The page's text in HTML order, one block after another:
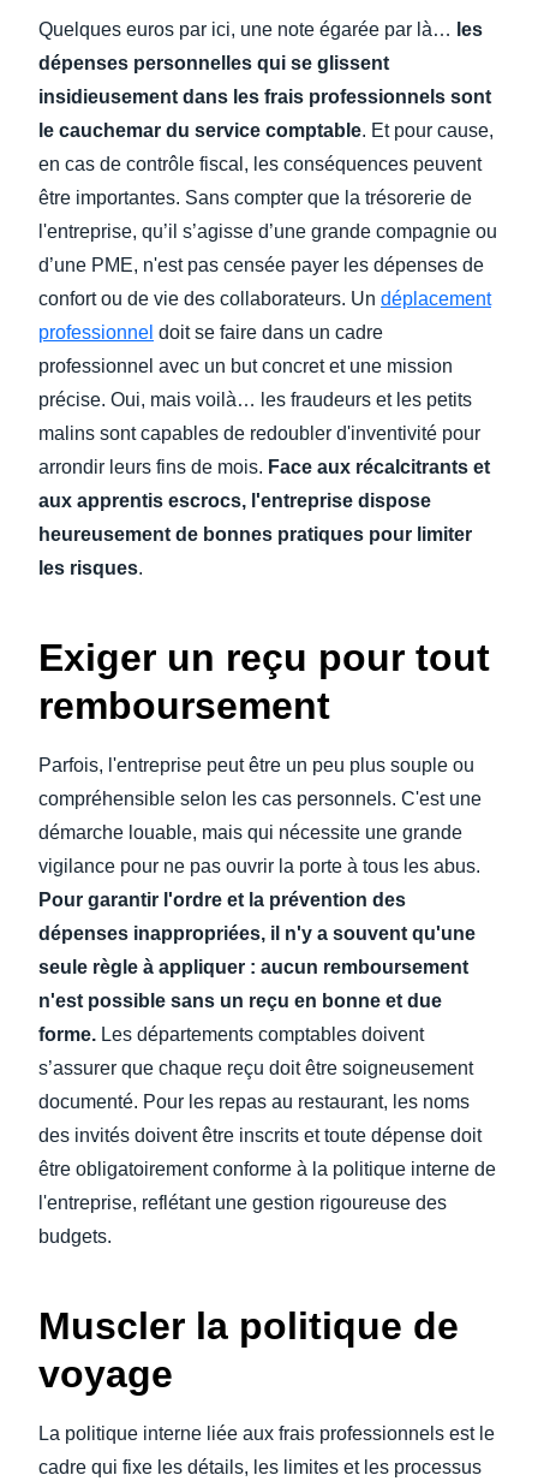
Norway (English)
L’EXPÉRIENCE EMPLOYÉ
Quelques euros par ici, une note égarée par là… les
dépenses personnelles qui se glissent
insidieusement dans les frais professionnels sont
le cauchemar du service comptable. Et pour cause,
en cas de contrôle fiscal, les conséquences peuvent
être importantes. Sans compter que la trésorerie de
l'entreprise, qu’il s’agisse d’une grande compagnie ou
d’une PME, n'est pas censée payer les dépenses de
confort ou de vie des collaborateurs. Un déplacement
professionnel doit se faire dans un cadre
professionnel avec un but concret et une mission
précise. Oui, mais voilà… les fraudeurs et les petits
malins sont capables de redoubler d'inventivité pour
arrondir leurs fins de mois. Face aux récalcitrants et
aux apprentis escrocs, l'entreprise dispose
heureusement de bonnes pratiques pour limiter
les risques.
Exiger un reçu pour tout
remboursement
Parfois, l'entreprise peut être un peu plus souple ou
compréhensible selon les cas personnels. C'est une
démarche louable, mais qui nécessite une grande
vigilance pour ne pas ouvrir la porte à tous les abus.
Pour garantir l'ordre et la prévention des
dépenses inappropriées, il n'y a souvent qu'une
seule règle à appliquer : aucun remboursement
n'est possible sans un reçu en bonne et due
forme. Les départements comptables doivent
s’assurer que chaque reçu doit être soigneusement
documenté. Pour les repas au restaurant, les noms
des invités doivent être inscrits et toute dépense doit
être obligatoirement conforme à la politique interne de
l'entreprise, reflétant une gestion rigoureuse des
budgets.
Muscler la politique de
voyage
La politique interne liée aux frais professionnels est le
cadre qui fixe les détails, les limites et les processus